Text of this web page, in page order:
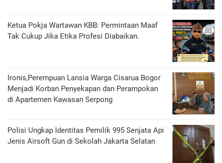
Ketua Pokja Wartawan KBB: Permintaan Maaf
Tak Cukup Jika Etika Profesi Diabaikan.
Ironis,Perempuan Lansia Warga Cisarua Bogor
Menjadi Korban Penyekapan dan Perampokan
di Apartemen Kawasan Serpong
Polisi Ungkap Identitas Pemilik 995 Senjata Api
Jenis Airsoft Gun di Sekolah Jakarta Selatan